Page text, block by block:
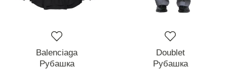
Balenciaga
Рубашка
Doublet
Рубашка